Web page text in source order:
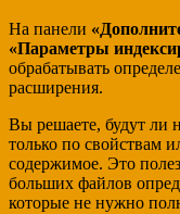
На панели
«Параметры
обрабатывать
расширения.
Вы решаете, будут ли
только по свойствам
содержимое. Это
больших файлов
которые не нужно